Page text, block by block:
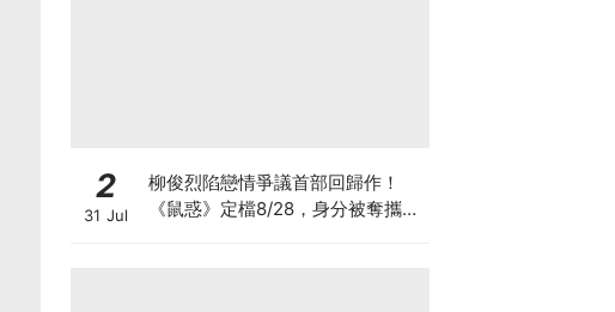
2
31 Jul
柳俊烈陷戀情爭議首部回歸作！
《鼠惑》定檔8/28，身分被奪攜手